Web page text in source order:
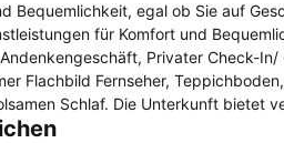
Bequemlichkeit, egal ob Sie auf
für Komfort und
Privater Check-
Flachbild Fernseher,
Schlaf. Die Unterkunft bietet
Hotel Yerevan fühlen Sie sich gleich